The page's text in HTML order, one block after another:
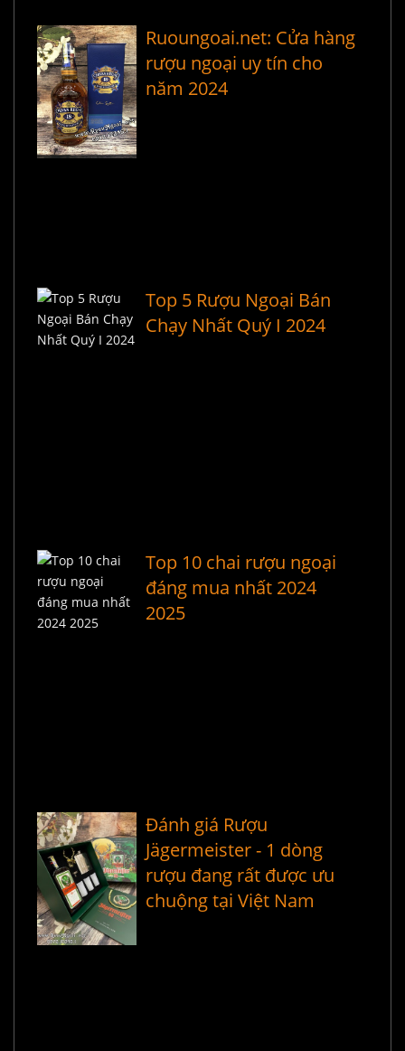
Ruoungoai.net: Cửa hàng
rượu ngoại uy tín cho
năm 2024
Top 5 Rượu Ngoại Bán
Chạy Nhất Quý I 2024
Top 10 chai rượu ngoại
đáng mua nhất 2024
2025
Đánh giá Rượu
Jägermeister - 1 dòng
rượu đang rất được ưu
chuộng tại Việt Nam